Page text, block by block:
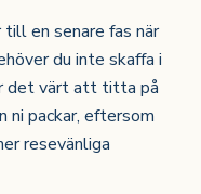
en senare fas när
du inte skaffa i
det värt att titta på
ni packar, eftersom
resevänliga